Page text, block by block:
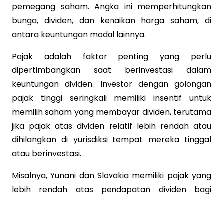
pemegang saham. Angka ini memperhitungkan
bunga, dividen, dan kenaikan harga saham, di
antara keuntungan modal lainnya.
Pajak adalah faktor penting yang perlu
dipertimbangkan saat berinvestasi dalam
keuntungan dividen. Investor dengan golongan
pajak tinggi seringkali memiliki insentif untuk
memilih saham yang membayar dividen, terutama
jika pajak atas dividen relatif lebih rendah atau
dihilangkan di yurisdiksi tempat mereka tinggal
atau berinvestasi.
Misalnya, Yunani dan Slovakia memiliki pajak yang
lebih rendah atas pendapatan dividen bagi